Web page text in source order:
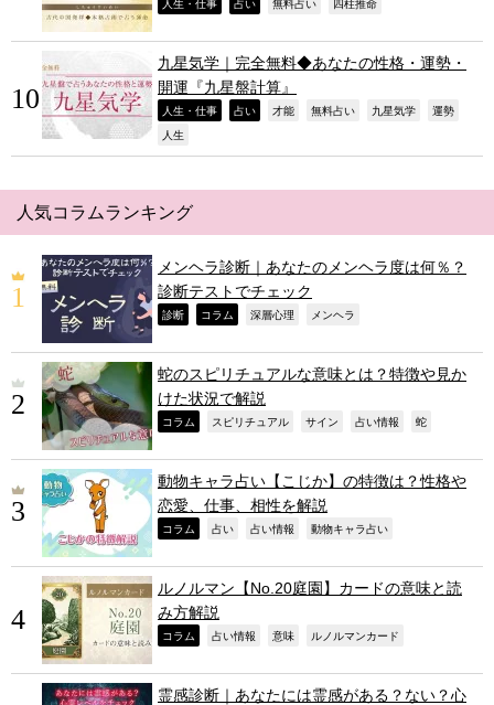
人生・仕事 占い 無料占い 四柱推命
九星気学｜完全無料◆あなたの性格・運勢・
開運『九星盤計算』
人生・仕事 占い 才能 無料占い 九星気学 運勢
人生
人気コラムランキング
メンヘラ診断｜あなたのメンヘラ度は何％？
診断テストでチェック
診断 コラム 深層心理 メンヘラ
蛇のスピリチュアルな意味とは？特徴や見か
けた状況で解説
コラム スピリチュアル サイン 占い情報 蛇
動物キャラ占い【こじか】の特徴は？性格や
恋愛、仕事、相性を解説
コラム 占い 占い情報 動物キャラ占い
ルノルマン【No.20庭園】カードの意味と読
み方解説
コラム 占い情報 意味 ルノルマンカード
霊感診断｜あなたには霊感がある？ない？心